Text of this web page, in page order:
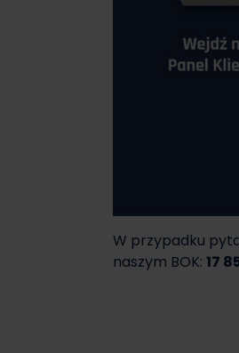
W przypadku
naszym BOK: 17